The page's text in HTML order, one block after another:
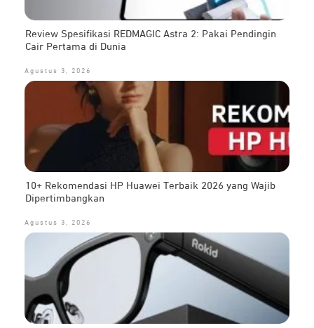
Review Spesifikasi REDMAGIC Astra 2: Pakai Pendingin
Cair Pertama di Dunia
Agustus 3, 2026
10+ Rekomendasi HP Huawei Terbaik 2026 yang Wajib
Dipertimbangkan
Agustus 3, 2026